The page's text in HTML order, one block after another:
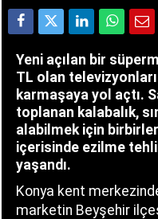
Yeni açılan bir
TL olan
karmaşaya yol açtı.
toplanan kalabalık,
alabilmek için
içerisinde ezilme
yaşandı.
Konya kent
marketin Beyşehir